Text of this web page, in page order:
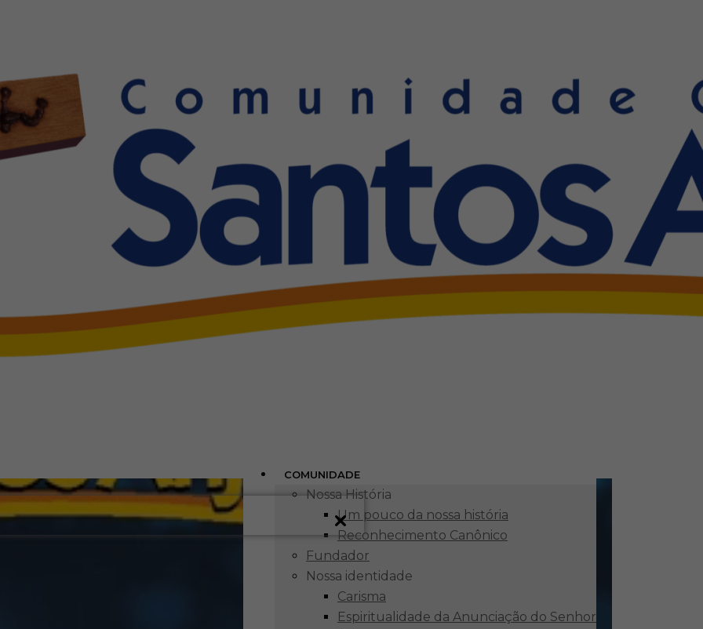
COMUNIDADE
Nossa História
Um pouco da nossa história
Reconhecimento Canônico
Fundador
Nossa identidade
Carisma
Espiritualidade da Anunciação do Senhor